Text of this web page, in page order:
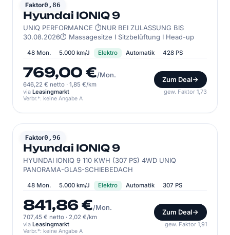
Faktor0,86
HYUNDAI
Hyundai IONIQ 9
UNIQ PERFORMANCE ⏱NUR BEI ZULASSUNG BIS
30.08.2026⏱ Massagesitze I Sitzbelüftung I Head-up
48 Mon. 5.000 km/J Elektro Automatik 428 PS
769,00 €/Mon.
646,22 € netto · 1,85 €/km
Zum Deal
via Leasingmarkt gew. Faktor 1,73
Verbr.*: keine Angabe A
Faktor0,96
HYUNDAI
Hyundai IONIQ 9
HYUNDAI IONIQ 9 110 KWH (307 PS) 4WD UNIQ
PANORAMA-GLAS-SCHIEBEDACH
48 Mon. 5.000 km/J Elektro Automatik 307 PS
841,86 €/Mon.
707,45 € netto · 2,02 €/km
Zum Deal
via Leasingmarkt gew. Faktor 1,91
Verbr.*: keine Angabe A